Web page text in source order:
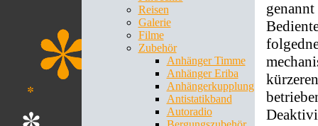
Reisen
Galerie
Filme
Zubehör
Anhänger Timme
Anhänger Eriba
Anhängerkupplung
Antistatikband
Autoradio